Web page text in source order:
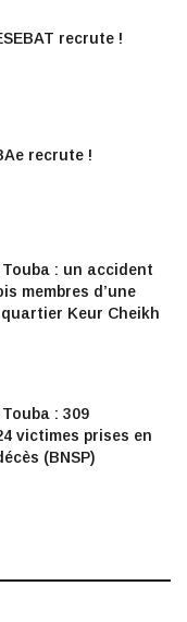
recrute !
recrute !
: un accident
membres d’une
Keur Cheikh
: 309
victimes prises en
(BNSP)